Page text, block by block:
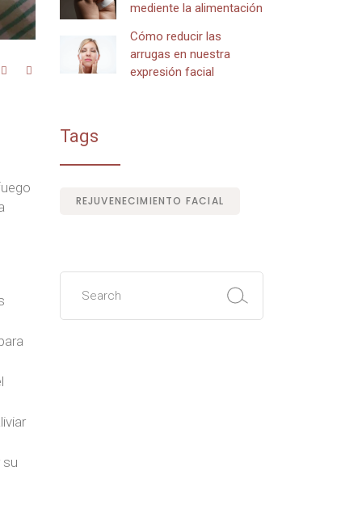
su
mediente la alimentación
Cómo reducir las
arrugas en nuestra
expresión facial
Tags
REJUVENECIMIENTO FACIAL
Search